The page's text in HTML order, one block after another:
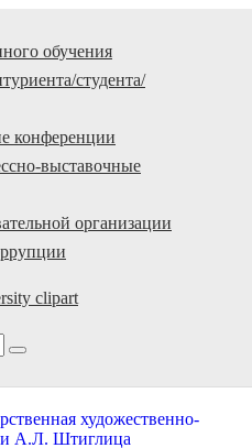
обучения
студента/
конференции
выставочные
организации